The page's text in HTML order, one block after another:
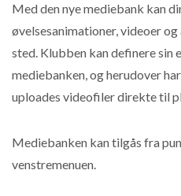
Med den nye mediebank kan
øvelsesanimationer, videoer
sted. Klubben kan definere sin
mediebanken, og herudover
uploades videofiler direkte til
Mediebanken kan tilgås fra
venstremenuen.